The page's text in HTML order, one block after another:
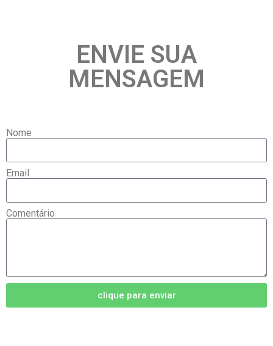
ENVIE SUA
MENSAGEM
Nome
Email
Comentário
clique para enviar